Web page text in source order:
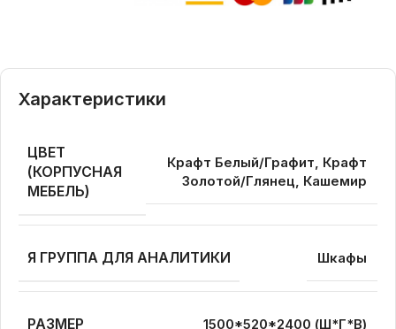
Характеристики
ЦВЕТ
(КОРПУСНАЯ
МЕБЕЛЬ)
Крафт Белый/Графит, Крафт
Золотой/Глянец, Кашемир
Я ГРУППА ДЛЯ АНАЛИТИКИ Шкафы
РАЗМЕР 1500*520*2400 (Ш*Г*В)